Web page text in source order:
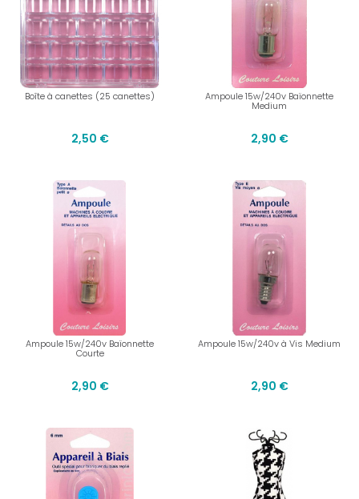
Boîte à canettes (25 canettes)
2,50 €
Ampoule 15w/240v Baïonnette
Medium
2,90 €
Ampoule 15w/240v Baïonnette
Courte
2,90 €
Ampoule 15w/240v à Vis Medium
2,90 €